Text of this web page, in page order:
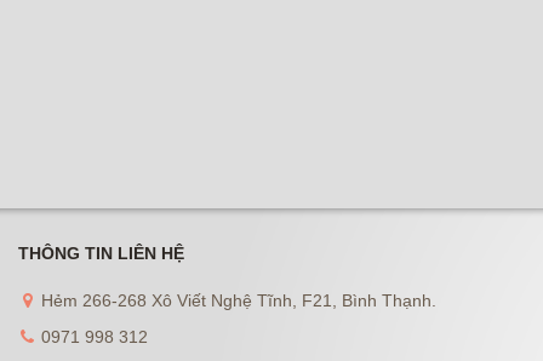
THÔNG TIN LIÊN HỆ
Hẻm 266-268 Xô Viết Nghệ Tĩnh, F21, Bình Thạnh.
0971 998 312